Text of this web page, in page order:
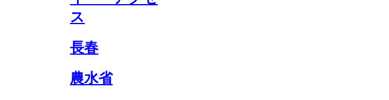
ス
長春
農水省